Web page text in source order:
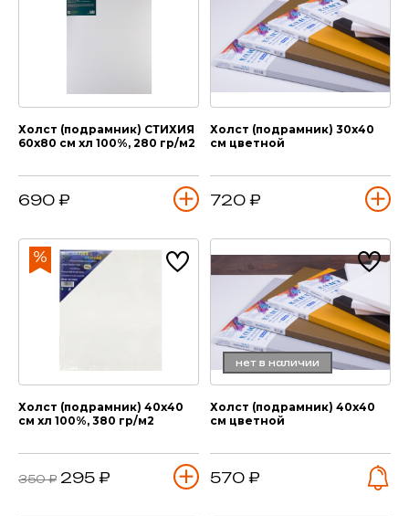
Холст (подрамник) СТИХИЯ
60х80 см хл 100%, 280 гр/м2
690 ₽
Холст (подрамник) 30х40
см цветной
720 ₽
Холст (подрамник) 40х40
см хл 100%, 380 гр/м2
350 ₽ 295 ₽
нет в наличии
Холст (подрамник) 40х40
см цветной
570 ₽